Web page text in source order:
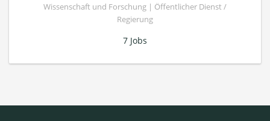
Wissenschaft und Forschung | Öffentlicher Dienst /
Regierung
7 Jobs